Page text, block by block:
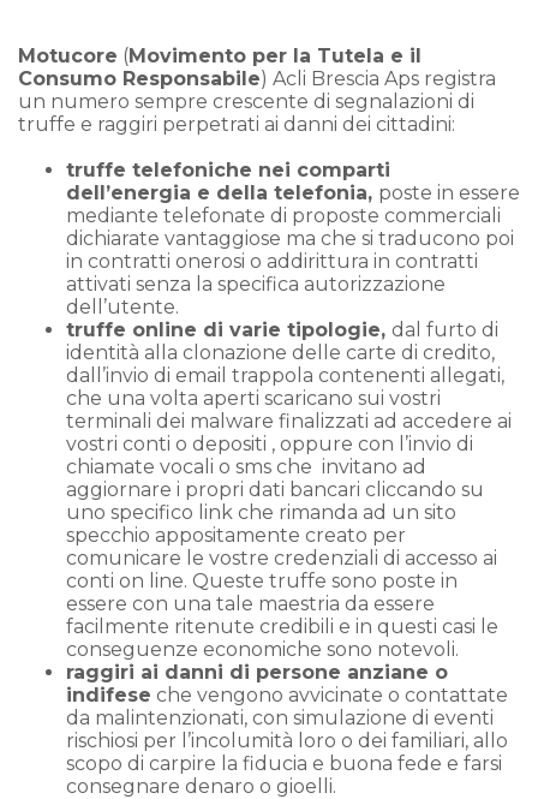
Motucore (Movimento per la Tutela e il
Consumo Responsabile) Acli Brescia Aps registra
un numero sempre crescente di segnalazioni di
truffe e raggiri perpetrati ai danni dei cittadini:
truffe telefoniche nei comparti
dell’energia e della telefonia, poste in essere
mediante telefonate di proposte commerciali
dichiarate vantaggiose ma che si traducono poi
in contratti onerosi o addirittura in contratti
attivati senza la specifica autorizzazione
dell’utente.
truffe online di varie tipologie, dal furto di
identità alla clonazione delle carte di credito,
dall’invio di email trappola contenenti allegati,
che una volta aperti scaricano sui vostri
terminali dei malware finalizzati ad accedere ai
vostri conti o depositi , oppure con l’invio di
chiamate vocali o sms che invitano ad
aggiornare i propri dati bancari cliccando su
uno specifico link che rimanda ad un sito
specchio appositamente creato per
comunicare le vostre credenziali di accesso ai
conti on line. Queste truffe sono poste in
essere con una tale maestria da essere
facilmente ritenute credibili e in questi casi le
conseguenze economiche sono notevoli.
raggiri ai danni di persone anziane o
indifese che vengono avvicinate o contattate
da malintenzionati, con simulazione di eventi
rischiosi per l’incolumità loro o dei familiari, allo
scopo di carpire la fiducia e buona fede e farsi
consegnare denaro o gioelli.